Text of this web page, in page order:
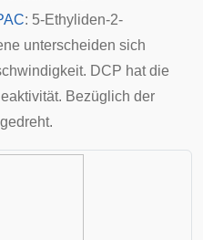
: 5-Ethyliden-2-
unterscheiden sich
DCP hat die
Bezüglich der